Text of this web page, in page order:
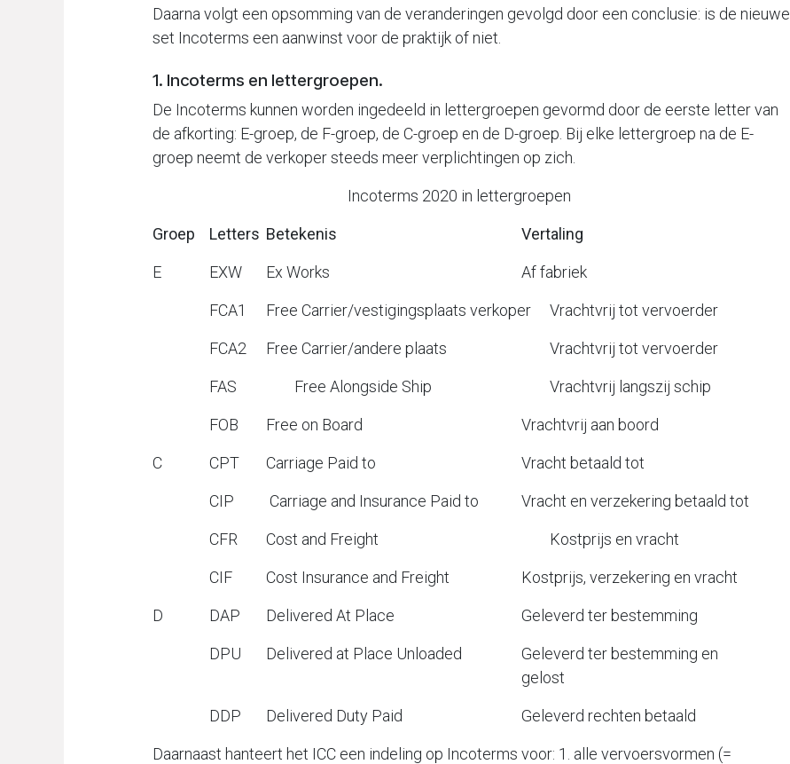
Daarna volgt een opsomming van de veranderingen gevolgd door een conclusie: is de nieuwe
set Incoterms een aanwinst voor de praktijk of niet.
1. Incoterms en lettergroepen.
De Incoterms kunnen worden ingedeeld in lettergroepen gevormd door de eerste letter van
de afkorting: E-groep, de F-groep, de C-groep en de D-groep. Bij elke lettergroep na de E-
groep neemt de verkoper steeds meer verplichtingen op zich.
Incoterms 2020 in lettergroepen
Groep Letters Betekenis Vertaling
E EXW Ex Works Af fabriek
FCA1 Free Carrier/vestigingsplaats verkoper Vrachtvrij tot vervoerder
FCA2 Free Carrier/andere plaats Vrachtvrij tot vervoerder
FAS Free Alongside Ship Vrachtvrij langszij schip
FOB Free on Board Vrachtvrij aan boord
C CPT Carriage Paid to Vracht betaald tot
CIP Carriage and Insurance Paid to Vracht en verzekering betaald tot
CFR Cost and Freight Kostprijs en vracht
CIF Cost Insurance and Freight Kostprijs, verzekering en vracht
D DAP Delivered At Place Geleverd ter bestemming
DPU Delivered at Place Unloaded
Geleverd ter bestemming en
gelost
DDP Delivered Duty Paid Geleverd rechten betaald
Daarnaast hanteert het ICC een indeling op Incoterms voor: 1. alle vervoersvormen (=